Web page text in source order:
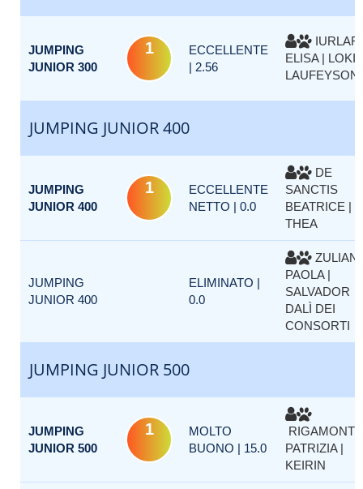
JUMPING
JUNIOR 300
1
ECCELLENTE
| 2.56
ELISA | LOKI
LAUFEYSON
JUMPING JUNIOR 400
JUMPING
JUNIOR 400
1
ECCELLENTE
NETTO | 0.0
DE
SANCTIS
BEATRICE |
THEA
JUMPING
JUNIOR 400
ELIMINATO |
0.0
ZULIAN
PAOLA |
SALVADOR
DALÌ DEI
CONSORTI
JUMPING JUNIOR 500
JUMPING
JUNIOR 500
1
MOLTO
BUONO | 15.0
RIGAMONTI
PATRIZIA |
KEIRIN